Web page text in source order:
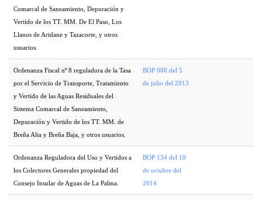
Comarcal de Saneamiento, Depuración y
Vertido de los TT. MM. De El Paso, Los
Llanos de Aridane y Tazacorte, y otros
usuarios.
Ordenanza Fiscal nº 8 reguladora de la Tasa
por el Servicio de Transporte, Tratamiento
y Vertido de las Aguas Residuales del
Sistema Comarcal de Saneamiento,
Depuración y Vertido de los TT. MM. de
Breña Alta y Breña Baja, y otros usuarios.
BOP 088 del 5
de julio del 2013
Ordenanza Reguladora del Uso y Vertidos a
los Colectores Generales propiedad del
Consejo Insular de Aguas de La Palma.
BOP 134 del 10
de octubre del
2014